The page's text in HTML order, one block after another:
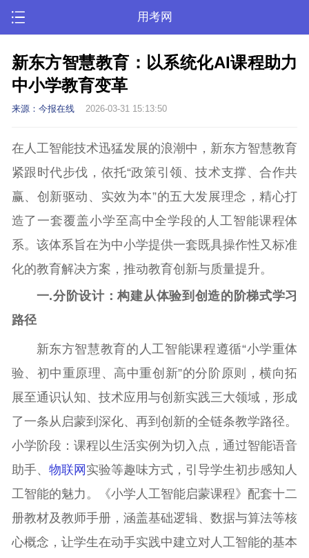
用考网
新东方智慧教育：以系统化AI课程助力
中小学教育变革
来源：今报在线 2026-03-31 15:13:50
在人工智能技术迅猛发展的浪潮中，新东方智慧教育
紧跟时代步伐，依托“政策引领、技术支撑、合作共
赢、创新驱动、实效为本”的五大发展理念，精心打
造了一套覆盖小学至高中全学段的人工智能课程体
系。该体系旨在为中小学提供一套既具操作性又标准
化的教育解决方案，推动教育创新与质量提升。
一.分阶设计：构建从体验到创造的阶梯式学习
路径
新东方智慧教育的人工智能课程遵循“小学重体
验、初中重原理、高中重创新”的分阶原则，横向拓
展至通识认知、技术应用与创新实践三大领域，形成
了一条从启蒙到深化、再到创新的全链条教学路径。
小学阶段：课程以生活实例为切入点，通过智能语音
助手、 物联网 实验等趣味方式，引导学生初步感知人
工智能的魅力。《小学人工智能启蒙课程》配套十二
册教材及教师手册，涵盖基础逻辑、数据与算法等核
心概念，让学生在动手实践中建立对人工智能的基本